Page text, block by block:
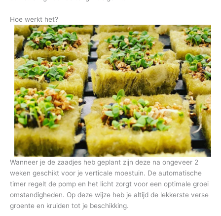
Hoe werkt het?
Wanneer je de zaadjes heb geplant zijn deze na ongeveer 2
weken geschikt voor je verticale moestuin. De automatische
timer regelt de pomp en het licht zorgt voor een optimale groei
omstandigheden. Op deze wijze heb je altijd de lekkerste verse
groente en kruiden tot je beschikking.